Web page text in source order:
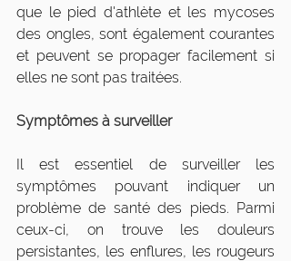
que le pied d'athlète et les mycoses
des ongles, sont également courantes
et peuvent se propager facilement si
elles ne sont pas traitées.
Symptômes à surveiller
Il est essentiel de surveiller les
symptômes pouvant indiquer un
problème de santé des pieds. Parmi
ceux-ci, on trouve les douleurs
persistantes, les enflures, les rougeurs